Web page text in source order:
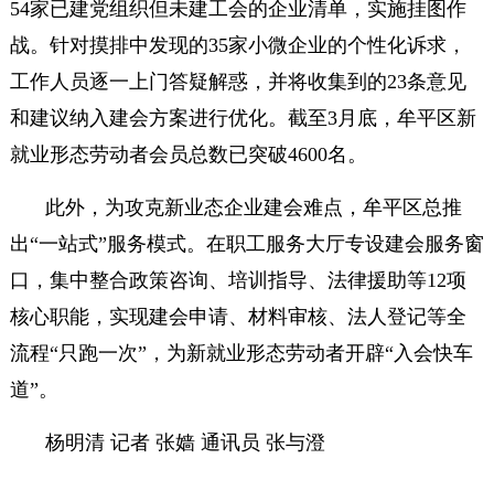
54家已建党组织但未建工会的企业清单，实施挂图作
战。针对摸排中发现的35家小微企业的个性化诉求，
工作人员逐一上门答疑解惑，并将收集到的23条意见
和建议纳入建会方案进行优化。截至3月底，牟平区新
就业形态劳动者会员总数已突破4600名。
此外，为攻克新业态企业建会难点，牟平区总推
出“一站式”服务模式。在职工服务大厅专设建会服务窗
口，集中整合政策咨询、培训指导、法律援助等12项
核心职能，实现建会申请、材料审核、法人登记等全
流程“只跑一次”，为新就业形态劳动者开辟“入会快车
道”。
杨明清 记者 张嫱 通讯员 张与澄